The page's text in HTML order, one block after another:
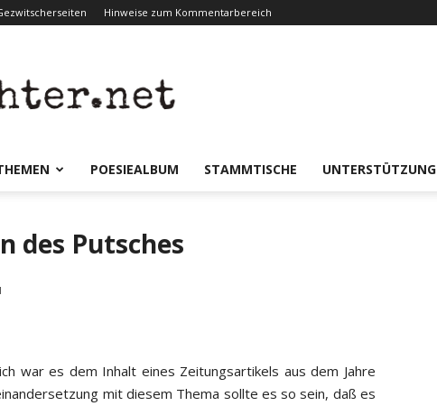
Hinweise zum Kommentarbereich
POESIEALBUM STAMMTISCHE UNTERSTÜTZUNG
des Putsches
war es dem Inhalt eines Zeitungsartikels aus dem Jahre
mit diesem Thema sollte es so sein, daß es